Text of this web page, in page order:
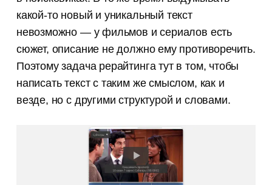
какой-то новый и уникальный текст
невозможно — у фильмов и сериалов есть
сюжет, описание не должно ему противоречить.
Поэтому задача рерайтинга тут в том, чтобы
написать текст с таким же смыслом, как и
везде, но с другими структурой и словами.